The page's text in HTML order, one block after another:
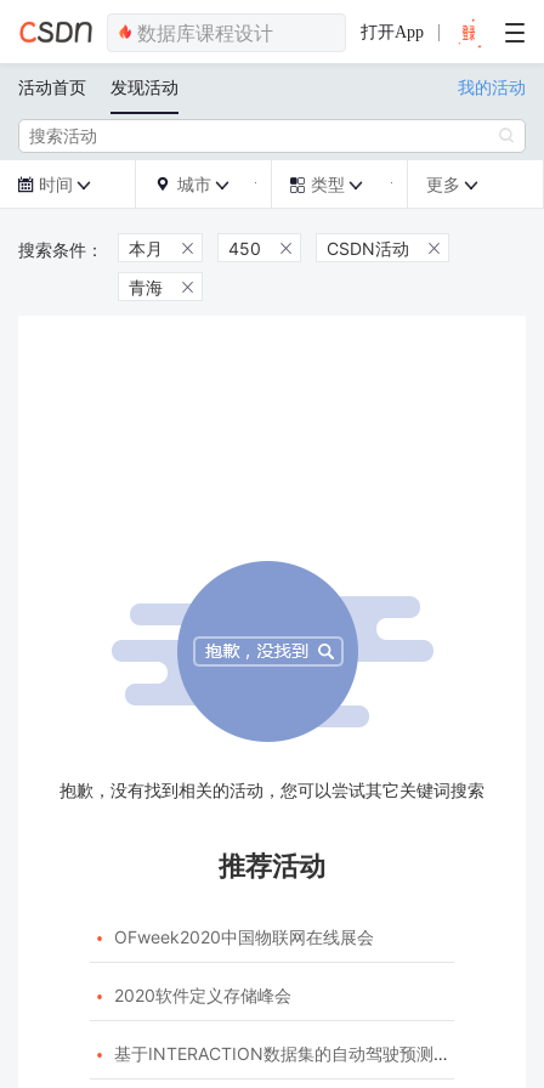
打开App
活动首页 发现活动 我的活动

 时间   城市   类型  更多 
本月  450  CSDN活动 
青海 
抱歉，没有找到相关的活动，您可以尝试其它关键词搜索
推荐活动
 OFweek2020中国物联网在线展会
 2020软件定义存储峰会
 基于INTERACTION数据集的自动驾驶预测模型挑战赛